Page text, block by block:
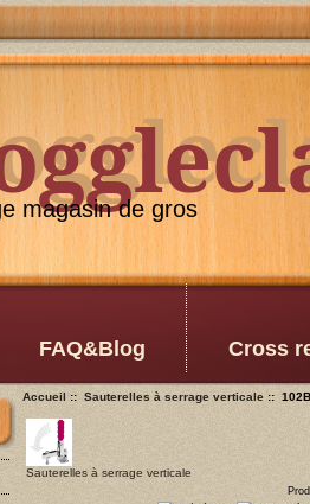
magasin de gros
FAQ&Blog Cross
Accueil :: Sauterelles à serrage verticale:: 102B
Sauterelles à serrage verticale